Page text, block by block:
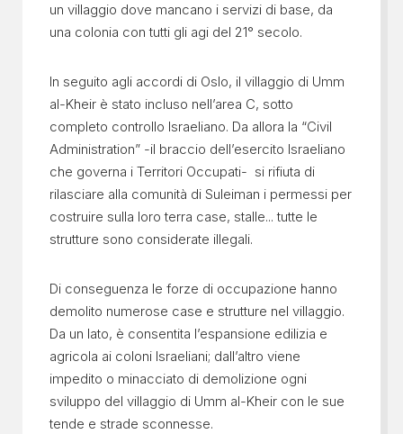
un villaggio dove mancano i servizi di base, da
una colonia con tutti gli agi del 21° secolo.
In seguito agli accordi di Oslo, il villaggio di Umm
al-Kheir è stato incluso nell’area C, sotto
completo controllo Israeliano. Da allora la “Civil
Administration” -il braccio dell’esercito Israeliano
che governa i Territori Occupati- si rifiuta di
rilasciare alla comunità di Suleiman i permessi per
costruire sulla loro terra case, stalle... tutte le
strutture sono considerate illegali.
Di conseguenza le forze di occupazione hanno
demolito numerose case e strutture nel villaggio.
Da un lato, è consentita l’espansione edilizia e
agricola ai coloni Israeliani; dall’altro viene
impedito o minacciato di demolizione ogni
sviluppo del villaggio di Umm al-Kheir con le sue
tende e strade sconnesse.